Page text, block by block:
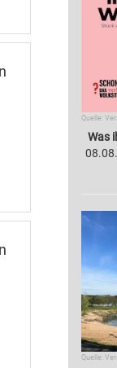
Quelle:
Was
Quelle: